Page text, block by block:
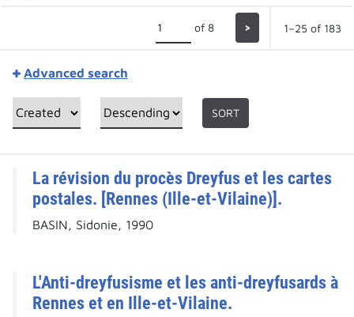
of 8 > 1–25 of 183
Advanced search
SORT
La révision du procès Dreyfus et les cartes
postales. [Rennes (Ille-et-Vilaine)].
BASIN, Sidonie, 1990
L'Anti-dreyfusisme et les anti-dreyfusards à
Rennes et en Ille-et-Vilaine.